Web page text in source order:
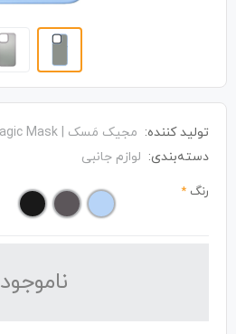
تولید کننده: مجیک مَسک | Magic Mask
دسته‌بندی: لوازم جانبی
رنگ *
نا‌موجود